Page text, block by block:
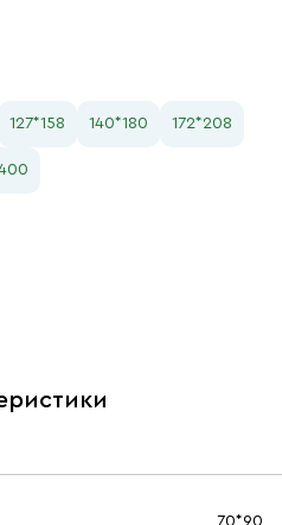
127*158 140*180 172*208
70*90